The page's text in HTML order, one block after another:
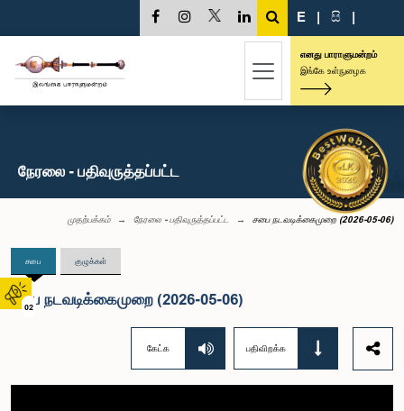
02
E | සි |
எனது பாராளுமன்றம்
இங்கே உள்நுழைக
நேரலை - பதிவுருத்தப்பட்ட
முதற்பக்கம் நேரலை - பதிவுருத்தப்பட்ட சபை நடவடிக்கைமுறை (2026-05-06)
சபை குழுக்கள்
சபை நடவடிக்கைமுறை (2026-05-06)
கேட்க பதிவிறக்க